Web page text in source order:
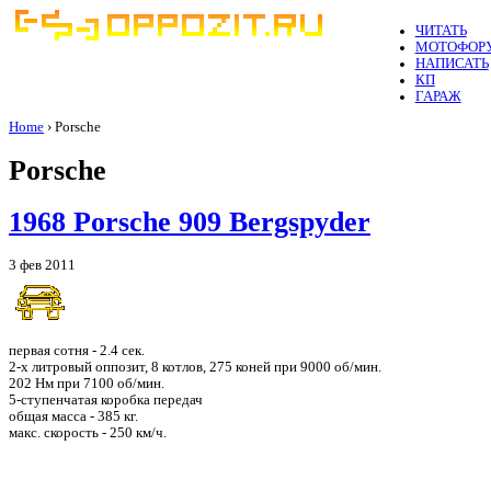
ЧИТАТЬ
НАПИСАТЬ
КП
ГАРАЖ
Home › Porsche
Porsche
1968 Porsche 909 Bergspyder
3 фев 2011
первая сотня - 2.4 сек.
2-х литровый оппозит, 8 котлов, 275 коней при 9000 об/мин.
202 Нм при 7100 об/мин.
5-ступенчатая коробка передач
общая масса - 385 кг.
макс. скорость - 250 км/ч.